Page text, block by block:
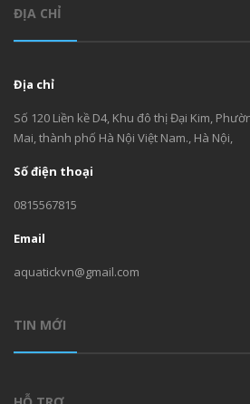
ĐỊA CHỈ
Địa chỉ
Số 120 Liền kề D4, Khu đô thị Đại Kim,
Mai, thành phố Hà Nội Việt Nam., Hà Nội,
Số điện thoại
0815567815
Email
aquatickvn@gmail.com
TIN MỚI